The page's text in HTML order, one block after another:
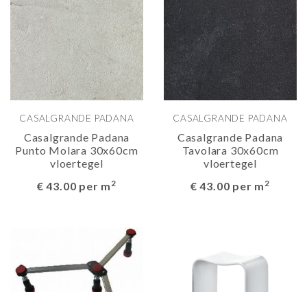
CASALGRANDE PADANA
Casalgrande Padana
Punto Molara 30x60cm
vloertegel
€ 43.00 per m2
CASALGRANDE PADANA
Casalgrande Padana
Tavolara 30x60cm
vloertegel
€ 43.00 per m2